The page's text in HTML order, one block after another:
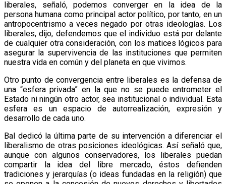
liberales, señaló, podemos converger en la idea de la
persona humana como principal actor político, por tanto, en un
antropocentrismo a veces negado por otras ideologías. Los
liberales, dijo, defendemos que el individuo está por delante
de cualquier otra consideración, con los matices lógicos para
asegurar la supervivencia de las instituciones que permiten
nuestra vida en común y del planeta en que vivimos.
Otro punto de convergencia entre liberales es la defensa de
una “esfera privada” en la que no se puede entrometer el
Estado ni ningún otro actor, sea institucional o individual. Esta
esfera es un espacio de autorrealización, expresión y
desarrollo de cada uno.
Bal dedicó la última parte de su intervención a diferenciar el
liberalismo de otras posiciones ideológicas. Así señaló que,
aunque con algunos conservadores, los liberales puedan
compartir la idea del libre mercado, éstos defienden
tradiciones y jerarquías (o ideas fundadas en la religión) que